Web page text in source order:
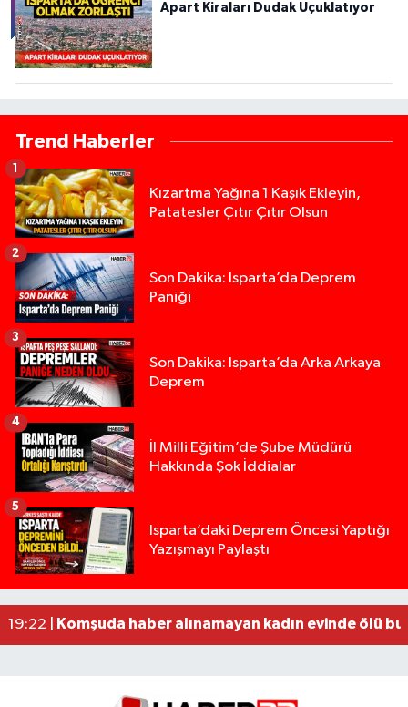
Apart Kiraları Dudak Uçuklatıyor
Trend Haberler
Kızartma Yağına 1 Kaşık Ekleyin,
Patatesler Çıtır Çıtır Olsun
1
Son Dakika: Isparta’da Deprem
Paniği
2
Son Dakika: Isparta’da Arka Arkaya
Deprem
3
İl Milli Eğitim’de Şube Müdürü
Hakkında Şok İddialar
4
Isparta’daki Deprem Öncesi Yaptığı
Yazışmayı Paylaştı
5
13:00 |Yığılca'da kardeşler arasındaki silahlı kavgada
12:48 |Tur teknesi çalışanlarının birbirine girdiği kavga
02:26 |MOTOSİKLETLE ÇARPIŞAN OTOMOBİL GÜL
19:22 |
Komşuda haber alınamayan kadın evinde ölü